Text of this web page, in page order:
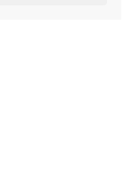
più adeguato a